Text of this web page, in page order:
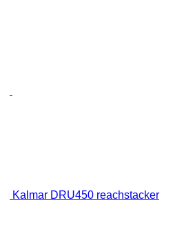
Kalmar DRU450 reachstacker